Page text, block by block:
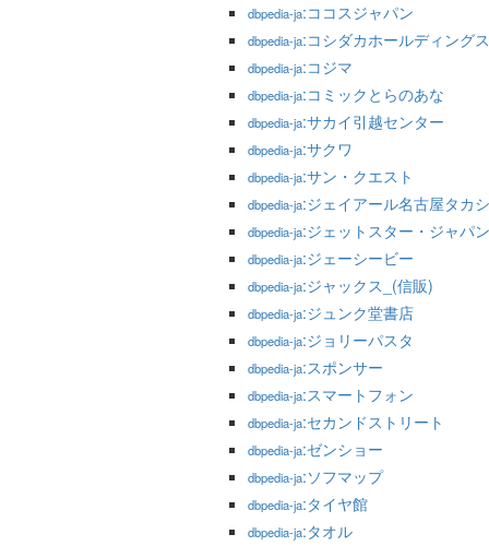
dbpedia-ja:ココスジャパン
dbpedia-ja:コシダカホールディングス
dbpedia-ja:コジマ
dbpedia-ja:コミックとらのあな
dbpedia-ja:サカイ引越センター
dbpedia-ja:サクワ
dbpedia-ja:サン・クエスト
dbpedia-ja:ジェイアール名古屋タカ
dbpedia-ja:ジェットスター・ジャパン
dbpedia-ja:ジェーシービー
dbpedia-ja:ジャックス_(信販)
dbpedia-ja:ジュンク堂書店
dbpedia-ja:ジョリーパスタ
dbpedia-ja:スポンサー
dbpedia-ja:スマートフォン
dbpedia-ja:セカンドストリート
dbpedia-ja:ゼンショー
dbpedia-ja:ソフマップ
dbpedia-ja:タイヤ館
dbpedia-ja:タオル